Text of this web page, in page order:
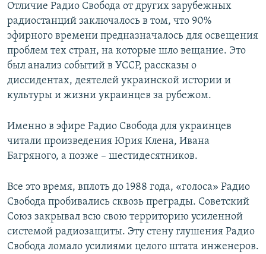
Отличие Радио Свобода от других зарубежных
радиостанций заключалось в том, что 90%
эфирного времени предназначалось для освещения
проблем тех стран, на которые шло вещание. Это
был анализ событий в УССР, рассказы о
диссидентах, деятелей украинской истории и
культуры и жизни украинцев за рубежом.
Именно в эфире Радио Свобода для украинцев
читали произведения Юрия Клена, Ивана
Багряного, а позже – шестидесятников.
Все это время, вплоть до 1988 года, «голоса» Радио
Свобода пробивались сквозь преграды. Советский
Союз закрывал всю свою территорию усиленной
системой радиозащиты. Эту стену глушения Радио
Свобода ломало усилиями целого штата инженеров.